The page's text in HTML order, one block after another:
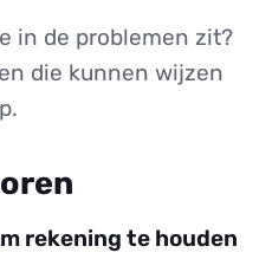
in de problemen zit?
die kunnen wijzen
rekening te houden